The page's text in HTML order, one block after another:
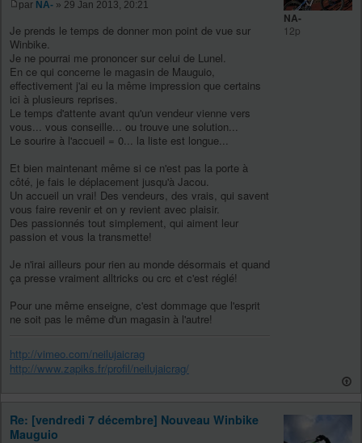
par NA- » 29 Jan 2013, 20:21
Je prends le temps de donner mon point de vue sur
Winbike.
Je ne pourrai me prononcer sur celui de Lunel.
En ce qui concerne le magasin de Mauguio,
effectivement j'ai eu la même impression que certains
ici à plusieurs reprises.
Le temps d'attente avant qu'un vendeur vienne vers
vous... vous conseille... ou trouve une solution...
Le sourire à l'accueil = 0... la liste est longue...
Et bien maintenant même si ce n'est pas la porte à
côté, je fais le déplacement jusqu'à Jacou.
Un accueil un vrai! Des vendeurs, des vrais, qui savent
vous faire revenir et on y revient avec plaisir.
Des passionnés tout simplement, qui aiment leur
passion et vous la transmette!
Je n'irai ailleurs pour rien au monde désormais et quand
ça presse vraiment alltricks ou crc et c'est réglé!
Pour une même enseigne, c'est dommage que l'esprit
ne soit pas le même d'un magasin à l'autre!
http://vimeo.com/neilujaicrag
http://www.zapiks.fr/profil/neilujaicrag/
NA-
12p
Re: [vendredi 7 décembre] Nouveau Winbike
Mauguio